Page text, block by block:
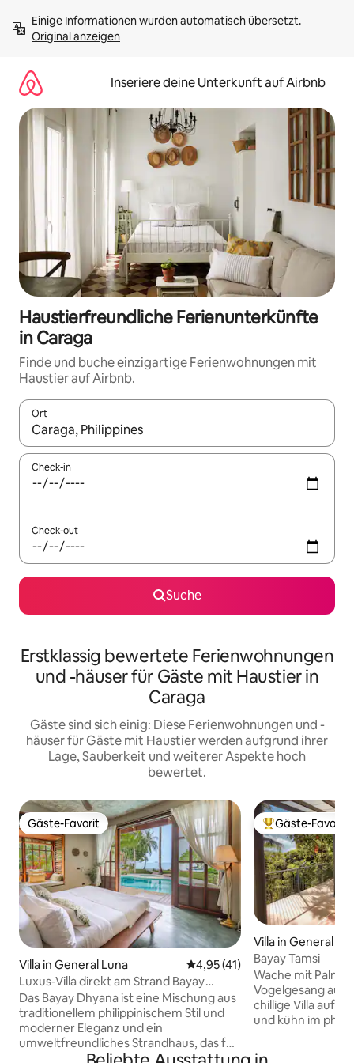
Inhalten
springenOriginal anzeigen
Inseriere deine Unterkunft auf Airbnb
Haustierfreundliche Ferienunterkünfte
in Caraga
Finde und buche einzigartige Ferienwohnungen mit
Haustier auf Airbnb.
Ort
Wenn Ergebnisse verfügbar sind, navigiere mit den
Check-in
Check-out
Suche
Erstklassig bewertete Ferienwohnungen
und -häuser für Gäste mit Haustier in
Caraga
Gäste sind sich einig: Diese Ferienwohnungen und -
häuser für Gäste mit Haustier werden aufgrund ihrer
Lage, Sauberkeit und weiterer Aspekte hoch
bewertet.
Gäste-Favorit
Gäste-Favorit
Villa in General Luna Durchschnittliche Bewertung:
4,95 (41)
Luxus-Villa direkt am Strand Bayay
Dhyana +Concierge
Das Bayay Dhyana ist eine Mischung aus
traditionellem philippinischem Stil und
moderner Eleganz und ein
umweltfreundliches Strandhaus, das für
Genuss konzipiert wurde. Die Villa
Beliebter Gäste-
Gäste-Favorit
Villa in General
Bayay Tamsi
Wache mit
Vogelgesang auf... BAYAY TAMSI ist
chillige Villa auf
und kühn im
nur 3 Minuten